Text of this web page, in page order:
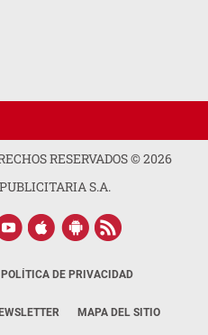
RESERVADOS ©2026
S.A.
POLÍTICA DE PRIVACIDAD
MAPA DEL SITIO